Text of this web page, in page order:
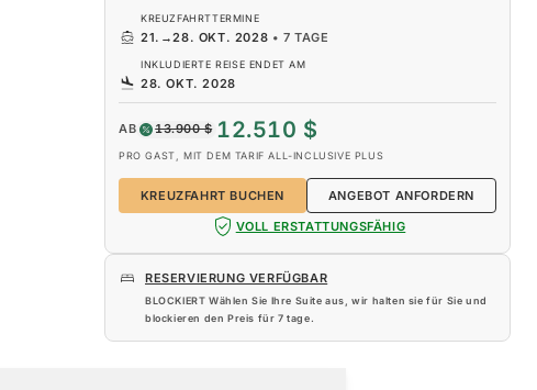
KREUZFAHRTTERMINE
21. →28. OKT. 2028 •7 TAGE
INKLUDIERTE REISE ENDET AM
28. OKT. 2028
AB 13.900 $ 12.510 $
PRO GAST, MIT DEM TARIF ALL-INCLUSIVE PLUS
KREUZFAHRT BUCHEN
ANGEBOT ANFORDERN
VOLL ERSTATTUNGSFÄHIG
RESERVIERUNG VERFÜGBAR
BLOCKIERT Wählen Sie Ihre Suite aus, wir halten sie für Sie und
blockieren den Preis für 7 tage.